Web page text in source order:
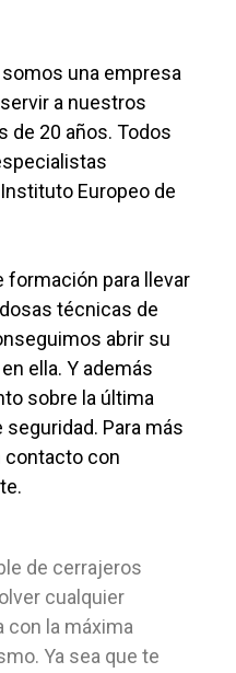
una empresa
a nuestros
de 20 años. Todos
Europeo de
formación para llevar
técnicas de
abrir su
ella. Y además
sobre la última
Para más
contacto con
de cerrajeros
cualquier
con la máxima
Ya sea que te